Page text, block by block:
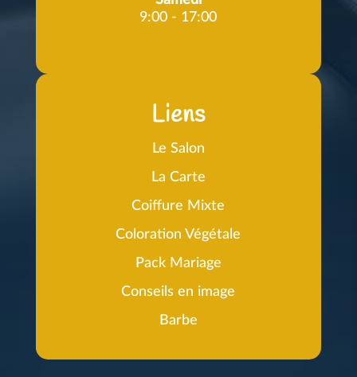
9:00 - 17:00
Liens
Le Salon
La Carte
Coiffure Mixte
Coloration Végétale
Pack Mariage
Conseils en image
Barbe